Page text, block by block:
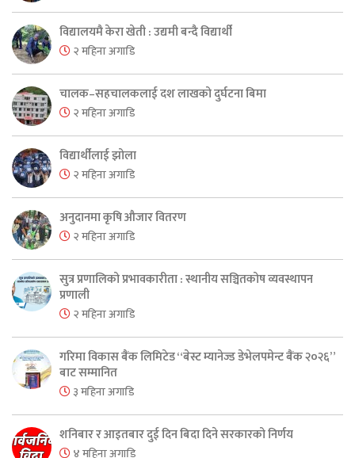
विद्यालयमै केरा खेती : उद्यमी बन्दै विद्यार्थी
२ महिना अगाडि
चालक–सहचालकलाई दश लाखको दुर्घटना बिमा
२ महिना अगाडि
विद्यार्थीलाई झोला
२ महिना अगाडि
अनुदानमा कृषि औजार वितरण
२ महिना अगाडि
सुत्र प्रणालिको प्रभावकारीता : स्थानीय सञ्चितकोष व्यवस्थापन
प्रणाली
२ महिना अगाडि
गरिमा विकास बैंक लिमिटेड “बेस्ट म्यानेज्ड डेभेलपमेन्ट बैंक २०२६”
बाट सम्मानित
३ महिना अगाडि
शनिबार र आइतबार दुई दिन बिदा दिने सरकारको निर्णय
४ महिना अगाडि